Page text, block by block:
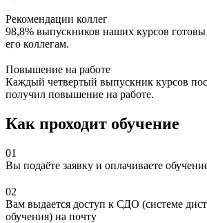
Рекомендации коллег
98,8% выпускников наших курсов готовы
его коллегам.
Повышение на работе
Каждый четвертый выпускник курсов
получил повышение на работе.
Как проходит обучение
01
Вы подаёте заявку и оплачиваете
02
Вам выдается доступ к СДО (системе
обучения) на почту